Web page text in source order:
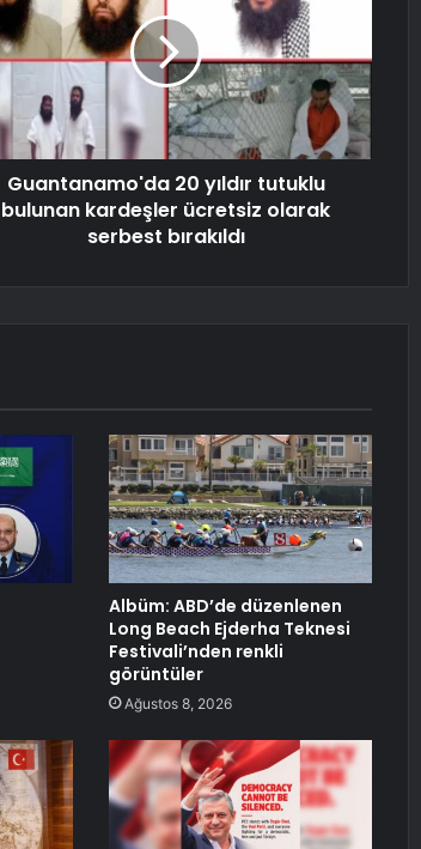
Guantanamo'da 20 yıldır tutuklu
bulunan kardeşler ücretsiz olarak
serbest bırakıldı
Albüm: ABD’de düzenlenen
Long Beach Ejderha Teknesi
Festivali’nden renkli
görüntüler
Ağustos 8, 2026